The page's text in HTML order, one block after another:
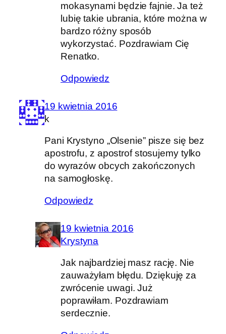
mokasynami będzie fajnie. Ja też
lubię takie ubrania, które można w
bardzo różny sposób
wykorzystać. Pozdrawiam Cię
Renatko.
Odpowiedz
19 kwietnia 2016
k
Pani Krystyno „Olsenie” pisze się bez
apostrofu, z apostrof stosujemy tylko
do wyrazów obcych zakończonych
na samogłoskę.
Odpowiedz
19 kwietnia 2016
Krystyna
Jak najbardziej masz rację. Nie
zauważyłam błędu. Dziękuję za
zwrócenie uwagi. Już
poprawiłam. Pozdrawiam
serdecznie.